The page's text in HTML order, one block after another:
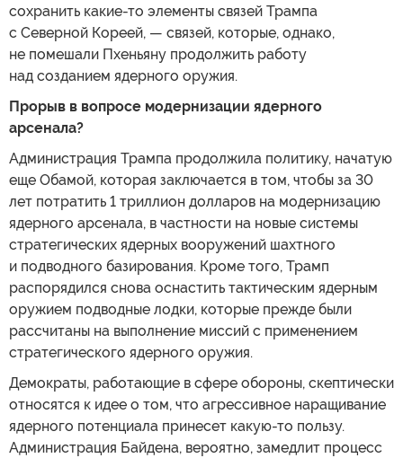
сохранить какие-то элементы связей Трампа
с Северной Кореей, — связей, которые, однако,
не помешали Пхеньяну продолжить работу
над созданием ядерного оружия.
Прорыв в вопросе модернизации ядерного
арсенала?
Администрация Трампа продолжила политику, начатую
еще Обамой, которая заключается в том, чтобы за 30
лет потратить 1 триллион долларов на модернизацию
ядерного арсенала, в частности на новые системы
стратегических ядерных вооружений шахтного
и подводного базирования. Кроме того, Трамп
распорядился снова оснастить тактическим ядерным
оружием подводные лодки, которые прежде были
рассчитаны на выполнение миссий с применением
стратегического ядерного оружия.
Демократы, работающие в сфере обороны, скептически
относятся к идее о том, что агрессивное наращивание
ядерного потенциала принесет какую-то пользу.
Администрация Байдена, вероятно, замедлит процесс